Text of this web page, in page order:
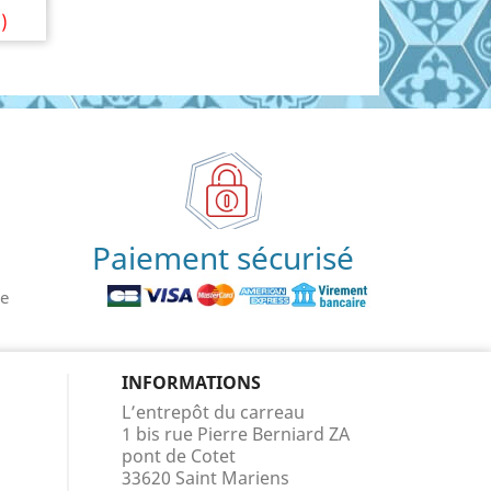
Paiement sécurisé
INFORMATIONS
L’entrepôt du carreau
1 bis rue Pierre Berniard ZA
pont de Cotet
33620 Saint Mariens